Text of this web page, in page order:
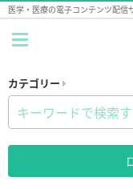
医学・医療の電子コンテンツ配信
カテゴリー